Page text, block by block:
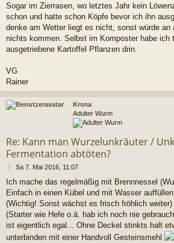
Sogar im Zierrasen, wo letztes Jahr kein
schon und hatte schon Köpfe bevor ich ihn
denke am Wetter liegt es nicht, sonst würde an
nichts kommen. Selbst im Komposter habe ich
ausgetriebene Kartoffel Pflanzen drin.
VG
Rainer
Krsna
Adulter Wurm
Re: Kann man Wurzelunkräuter /
Fermentation abtöten?
B
i
t
r
a
Sa 7. Mai 2016, 11:07
Ich mache das regelmäßig mit Brennnessel
Einfach in einen Kübel und mit Wasser
(Wichtig! Sonst wächst es frisch fröhlich
(Starter wie Hefe o.ä. hab ich noch nie
ist eigentlich egal... Ohne Deckel stinkts halt
unterbinden mit einer Handvoll Gesteinsmehl